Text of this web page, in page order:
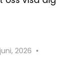
2026 •